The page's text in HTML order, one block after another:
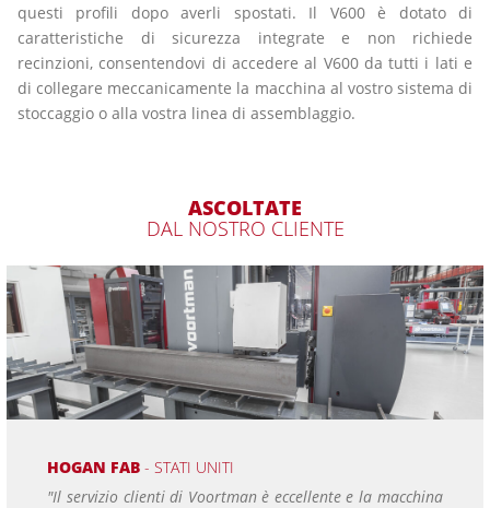
questi profili dopo averli spostati. Il V600 è dotato di
caratteristiche di sicurezza integrate e non richiede
recinzioni, consentendovi di accedere al V600 da tutti i lati e
di collegare meccanicamente la macchina al vostro sistema di
stoccaggio o alla vostra linea di assemblaggio.
ASCOLTATE
DAL NOSTRO CLIENTE
HOGAN FAB- STATI UNITI
"Il servizio clienti di Voortman è eccellente e la macchina